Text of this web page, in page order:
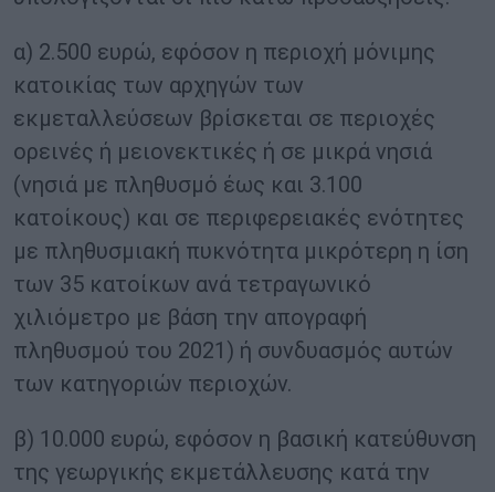
α) 2.500 ευρώ, εφόσον η περιοχή μόνιμης
κατοικίας των αρχηγών των
εκμεταλλεύσεων βρίσκεται σε περιοχές
ορεινές ή μειονεκτικές ή σε μικρά νησιά
(νησιά με πληθυσμό έως και 3.100
κατοίκους) και σε περιφερειακές ενότητες
με πληθυσμιακή πυκνότητα μικρότερη η ίση
των 35 κατοίκων ανά τετραγωνικό
χιλιόμετρο με βάση την απογραφή
πληθυσμού του 2021) ή συνδυασμός αυτών
των κατηγοριών περιοχών.
β) 10.000 ευρώ, εφόσον η βασική κατεύθυνση
της γεωργικής εκμετάλλευσης κατά την